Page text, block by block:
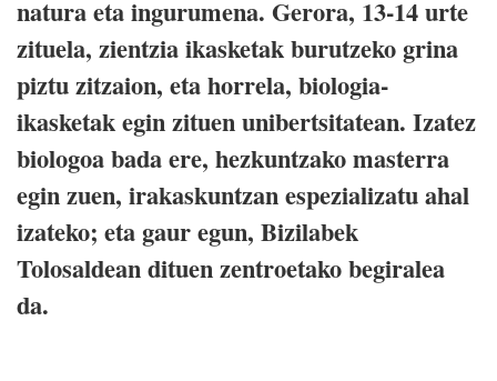
natura eta ingurumena. Gerora, 13-14 urte
zituela, zientzia ikasketak burutzeko grina
piztu zitzaion, eta horrela, biologia-
ikasketak egin zituen unibertsitatean. Izatez
biologoa bada ere, hezkuntzako masterra
egin zuen, irakaskuntzan espezializatu ahal
izateko; eta gaur egun, Bizilabek
Tolosaldean dituen zentroetako begiralea
da.